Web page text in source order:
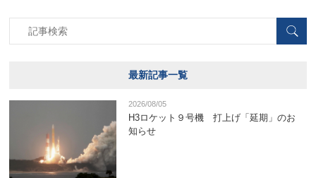
最新記事一覧
2026/08/05
H3ロケット９号機 打上げ「延期」のお
知らせ